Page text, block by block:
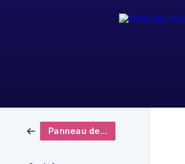
Panneau de contrôle